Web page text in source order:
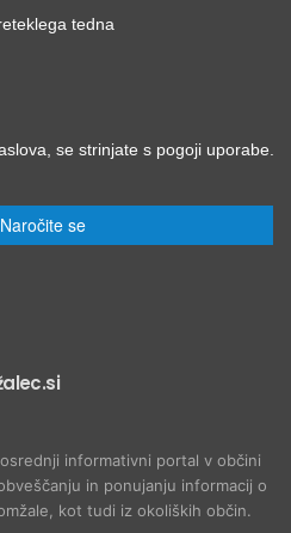
tedna
se strinjate s pogoji uporabe.
Naročite se
informativni portal v občini
in ponujanju informacij o
kot tudi iz okoliških občin.